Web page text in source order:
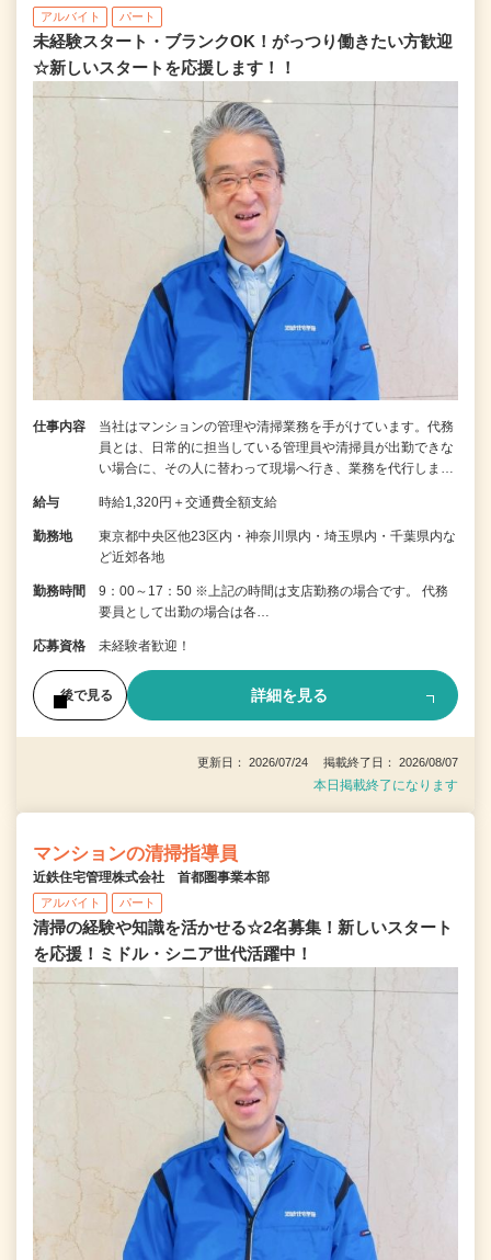
アルバイト パート
未経験スタート・ブランクOK！がっつり働きたい方歓迎
☆新しいスタートを応援します！！
仕事内容
当社はマンションの管理や清掃業務を手がけています。代務
員とは、日常的に担当している管理員や清掃員が出勤できな
い場合に、その人に替わって現場へ行き、業務を代行しま…
給与 時給1,320円＋交通費全額支給
勤務地
東京都中央区他23区内・神奈川県内・埼玉県内・千葉県内な
ど近郊各地
勤務時間
9：00～17：50 ※上記の時間は支店勤務の場合です。 代務
要員として出勤の場合は各…
応募資格 未経験者歓迎！
後で見る 詳細を見る
更新日： 2026/07/24 掲載終了日： 2026/08/07
本日掲載終了になります
マンションの清掃指導員
近鉄住宅管理株式会社 首都圏事業本部
アルバイト パート
清掃の経験や知識を活かせる☆2名募集！新しいスタート
を応援！ミドル・シニア世代活躍中！